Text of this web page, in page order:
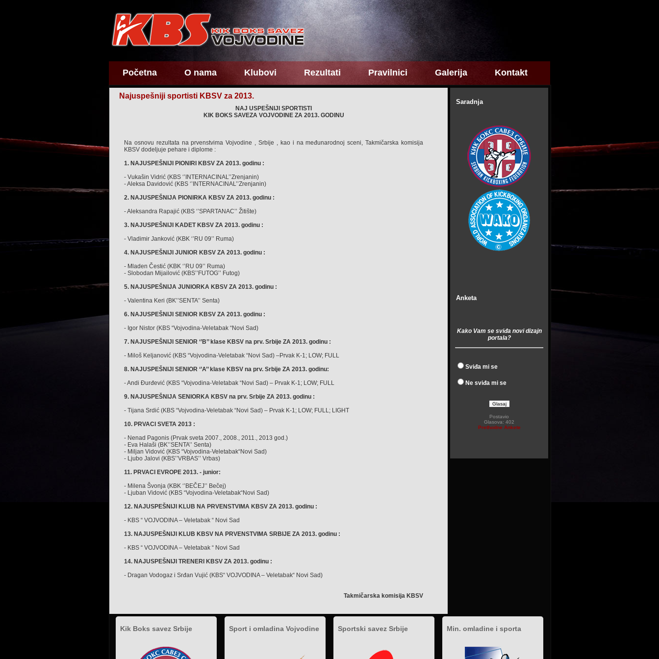
Početna O nama Klubovi Rezultati Pravilnici Galerija Kontakt
Najuspešniji sportisti KBSV za 2013.
NAJ USPEŠNIJI SPORTISTI
KIK BOKS SAVEZA VOJVODINE ZA 2013. GODINU
Na osnovu rezultata na prvenstvima Vojvodine , Srbije , kao i na međunarodnoj sceni, Takmičarska komisija
KBSV dodeljuje pehare i diplome :
1. NAJUSPEŠNIJI PIONIRI KBSV ZA 2013. godinu :
- Vukašin Vidrić (KBS ‘’INTERNACINAL’’Zrenjanin)
- Aleksa Davidović (KBS ‘’INTERNACINAL’’Zrenjanin)
2. NAJUSPEŠNIJA PIONIRKA KBSV ZA 2013. godinu :
- Aleksandra Rapajić (KBS ‘’SPARTANAC’’ Žitište)
3. NAJUSPEŠNIJI KADET KBSV ZA 2013. godinu :
- Vladimir Janković (KBK ‘’RU 09’’ Ruma)
4. NAJUSPEŠNIJI JUNIOR KBSV ZA 2013. godinu :
- Mladen Čestić (KBK ‘’RU 09’’ Ruma)
- Slobodan Mijailović (KBS’’FUTOG’’ Futog)
5. NAJUSPEŠNIJA JUNIORKA KBSV ZA 2013. godinu :
- Valentina Keri (BK’’SENTA’’ Senta)
6. NAJUSPEŠNIJI SENIOR KBSV ZA 2013. godinu :
- Igor Nistor (KBS “Vojvodina-Veletabak “Novi Sad)
7. NAJUSPEŠNIJI SENIOR ‘’B’’ klase KBSV na prv. Srbije ZA 2013. godinu :
- Miloš Keljanović (KBS “Vojvodina-Veletabak “Novi Sad) –Prvak K-1; LOW; FULL
8. NAJUSPEŠNIJI SENIOR ‘’A’’ klase KBSV na prv. Srbije ZA 2013. godinu:
- Andi Đurđević (KBS “Vojvodina-Veletabak “Novi Sad) – Prvak K-1; LOW; FULL
9. NAJUSPEŠNIJA SENIORKA KBSV na prv. Srbije ZA 2013. godinu :
- Tijana Srdić (KBS “Vojvodina-Veletabak “Novi Sad) – Prvak K-1; LOW; FULL; LIGHT
10. PRVACI SVETA 2013 :
- Nenad Pagonis (Prvak sveta 2007., 2008., 2011., 2013 god.)
- Eva Halaši (BK’’SENTA’’ Senta)
- Miljan Vidović (KBS “Vojvodina-Veletabak“Novi Sad)
- Ljubo Jalovi (KBS’’VRBAS’’ Vrbas)
11. PRVACI EVROPE 2013. - junior:
- Milena Švonja (KBK ‘’BEČEJ’’ Bečej)
- Ljuban Vidović (KBS “Vojvodina-Veletabak“Novi Sad)
12. NAJUSPEŠNIJI KLUB NA PRVENSTVIMA KBSV ZA 2013. godinu :
- KBS “ VOJVODINA – Veletabak “ Novi Sad
13. NAJUSPEŠNIJI KLUB KBSV NA PRVENSTVIMA SRBIJE ZA 2013. godinu :
- KBS “ VOJVODINA – Veletabak “ Novi Sad
14. NAJUSPEŠNIJI TRENERI KBSV ZA 2013. godinu :
- Dragan Vodogaz i Srđan Vujić (KBS“ VOJVODINA – Veletabak“ Novi Sad)
Takmičarska komisija KBSV
Saradnja
Anketa
Kako Vam se sviđa novi dizajn
portala?
Sviđa mi se
Ne sviđa mi se
Postavio
Glasova: 402
Prethodne Ankete
Kik Boks savez Srbije Sport i omladina Vojvodine Sportski savez Srbije Min. omladine i sporta